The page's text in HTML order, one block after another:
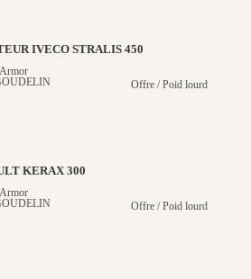
IVECO STRALIS 450
Offre / Poid lourd
KERAX 300
Offre / Poid lourd